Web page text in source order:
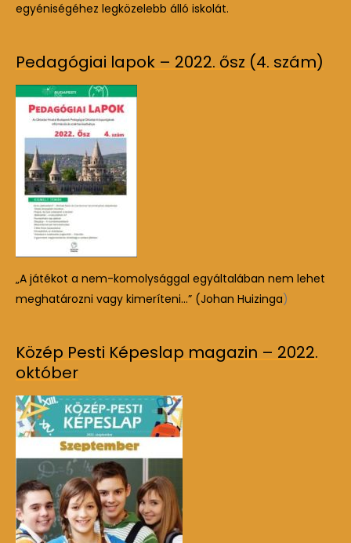
egyéniségéhez legközelebb álló iskolát.
Pedagógiai lapok – 2022. ősz (4. szám)
„A játékot a nem-komolysággal egyáltalában nem lehet
meghatározni vagy kimeríteni…” (Johan Huizinga)
Közép Pesti Képeslap magazin – 2022.
október